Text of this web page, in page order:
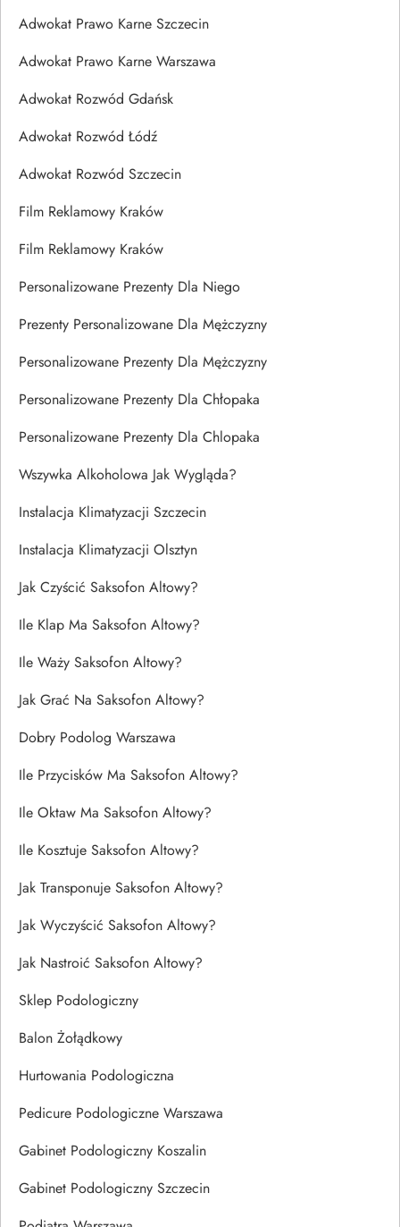
Adwokat Prawo Karne Szczecin
Adwokat Prawo Karne Warszawa
Adwokat Rozwód Gdańsk
Adwokat Rozwód Łódź
Adwokat Rozwód Szczecin
Film Reklamowy Kraków
Film Reklamowy Kraków
Personalizowane Prezenty Dla Niego
Prezenty Personalizowane Dla Mężczyzny
Personalizowane Prezenty Dla Mężczyzny
Personalizowane Prezenty Dla Chłopaka
Personalizowane Prezenty Dla Chlopaka
Wszywka Alkoholowa Jak Wygląda?
Instalacja Klimatyzacji Szczecin
Instalacja Klimatyzacji Olsztyn
Jak Czyścić Saksofon Altowy?
Ile Klap Ma Saksofon Altowy?
Ile Waży Saksofon Altowy?
Jak Grać Na Saksofon Altowy?
Dobry Podolog Warszawa
Ile Przycisków Ma Saksofon Altowy?
Ile Oktaw Ma Saksofon Altowy?
Ile Kosztuje Saksofon Altowy?
Jak Transponuje Saksofon Altowy?
Jak Wyczyścić Saksofon Altowy?
Jak Nastroić Saksofon Altowy?
Sklep Podologiczny
Balon Żołądkowy
Hurtowania Podologiczna
Pedicure Podologiczne Warszawa
Gabinet Podologiczny Koszalin
Gabinet Podologiczny Szczecin